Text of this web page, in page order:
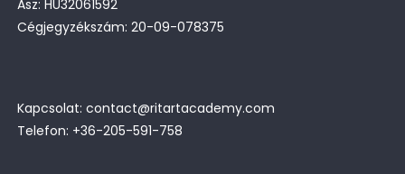
Asz: HU32061592
Cégjegyzékszám: 20-09-078375
Kapcsolat: contact@ritartacademy.com
Telefon: +36-205-591-758